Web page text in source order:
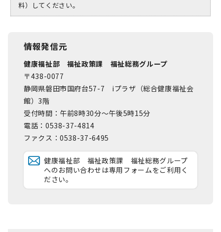
料）してください。
情報発信元
健康福祉部 福祉政策課 福祉総務グループ
〒438-0077
静岡県磐田市国府台57-7 iプラザ（総合健康福祉会
館）3階
受付時間：午前8時30分～午後5時15分
電話：0538-37-4814
ファクス：0538-37-6495
健康福祉部 福祉政策課 福祉総務グループ
へのお問い合わせは専用フォームをご利用く
ださい。